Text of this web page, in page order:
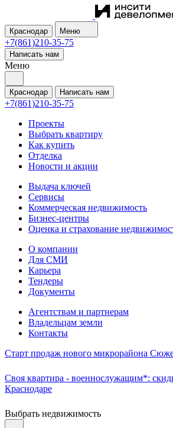
Краснодар Меню
+7(861)210-35-75
Написать нам
Меню
Краснодар Написать нам
+7(861)210-35-75
Проекты
Выбрать квартиру
Как купить
Отделка
Новости и акции
Выдача ключей
Сервисы
Коммерческая недвижимость
Бизнес-центры
Оценка и страхование
О компании
Для СМИ
Карьера
Тендеры
Документы
Агентствам и партнерам
Владельцам земли
Контакты
Старт продаж нового микрорайона
Своя квартира - военнослужащим*:
Краснодаре
Выбрать недвижимость